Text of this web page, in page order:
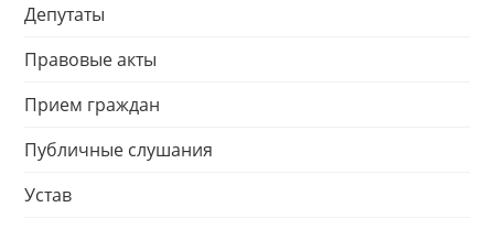
Депутаты
Правовые акты
Прием граждан
Публичные слушания
Устав